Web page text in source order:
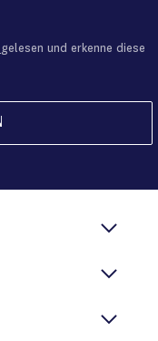
gelesen und erkenne diese